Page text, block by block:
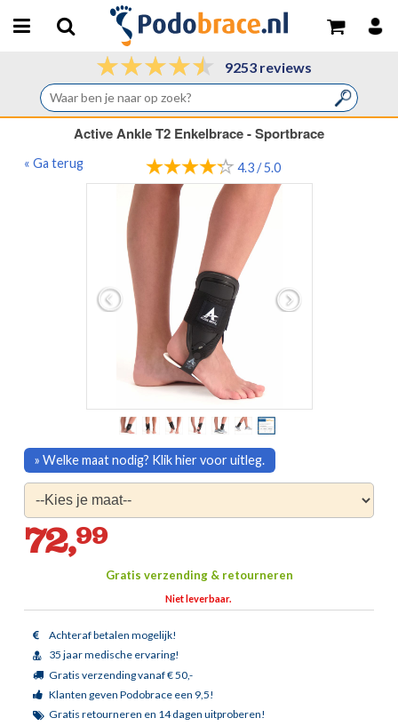
9253 reviews
Active Ankle T2 Enkelbrace - Sportbrace
« Ga terug 4.3 / 5.0
72,99
Gratis verzending & retourneren
Niet leverbaar.
Achteraf betalen mogelijk!
35 jaar medische ervaring!
Gratis verzending vanaf € 50,-
Klanten geven Podobrace een 9,5!
Gratis retourneren en 14 dagen uitproberen!
» Welke maat nodig? Klik hier voor uitleg.